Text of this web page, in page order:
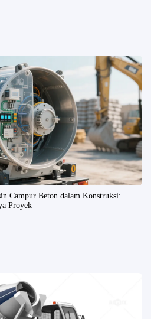
Campur Beton dalam Konstruksi:
Proyek